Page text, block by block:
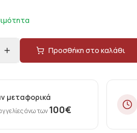
Προσθήκη στο καλάθι
μεταφορικά
άνω των100€